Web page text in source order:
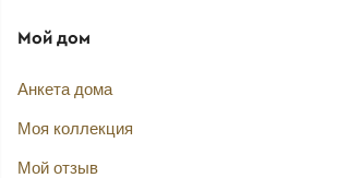
Мой дом
Анкета дома
Моя коллекция
Мой отзыв